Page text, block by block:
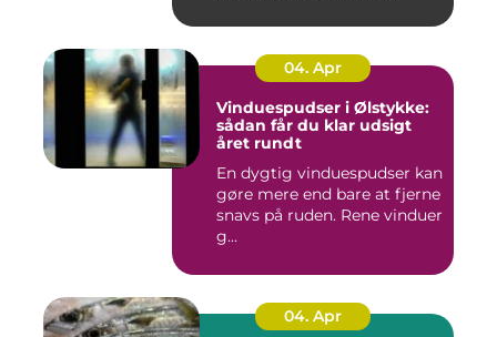
04. Apr
Vinduespudser i Ølstykke:
sådan får du klar udsigt
året rundt
En dygtig vinduespudser kan
gøre mere end bare at fjerne
snavs på ruden. Rene vinduer
g...
04. Apr